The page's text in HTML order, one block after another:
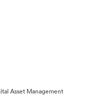
Asset Management